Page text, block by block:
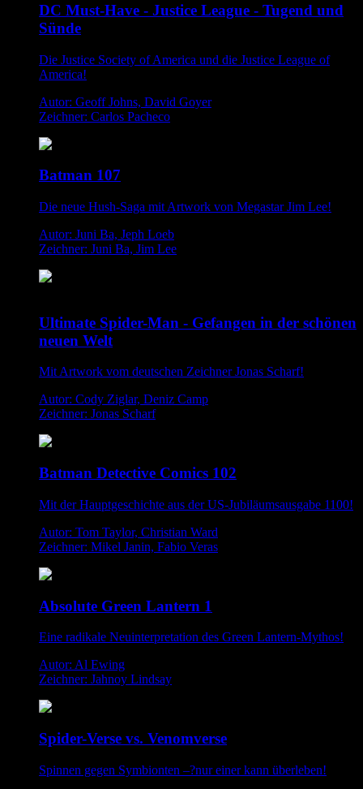
DC Must-Have - Justice League - Tugend und
Sünde
Die Justice Society of America und die Justice League of
America!
Autor: Geoff Johns, David Goyer
Zeichner: Carlos Pacheco
Batman 107
Die neue Hush-Saga mit Artwork von Megastar Jim Lee!
Autor: Juni Ba, Jeph Loeb
Zeichner: Juni Ba, Jim Lee
Ultimate Spider-Man - Gefangen in der schönen
neuen Welt
Mit Artwork vom deutschen Zeichner Jonas Scharf!
Autor: Cody Ziglar, Deniz Camp
Zeichner: Jonas Scharf
Batman Detective Comics 102
Mit der Hauptgeschichte aus der US-Jubiläumsausgabe 1100!
Autor: Tom Taylor, Christian Ward
Zeichner: Mikel Janin, Fabio Veras
Absolute Green Lantern 1
Eine radikale Neuinterpretation des Green Lantern-Mythos!
Autor: Al Ewing
Zeichner: Jahnoy Lindsay
Spider-Verse vs. Venomverse
Spinnen gegen Symbionten –?nur einer kann überleben!